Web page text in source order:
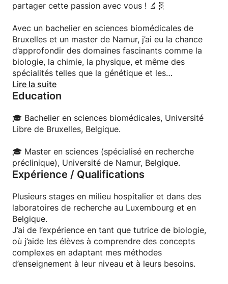
partager cette passion avec vous ! 🔬🧬
Avec un bachelier en sciences biomédicales de
Bruxelles et un master de Namur, j’ai eu la chance
d’approfondir des domaines fascinants comme la
biologie, la chimie, la physique, et même des
spécialités telles que la génétique et les
neurosciences. Mais au-delà de ces connaissances,
ce qui m’anime vraiment, c’est de rendre les sciences
quel que soit l’âge ou le niveau de chacun.
l’adaptabilité, et j’ai à cœur de créer des cours
stimulants et bienveillants. Mon objectif est simple :
vous donner confiance et vous voir progresser! ✨
Lire la suite
Education
🎓 Bachelier en sciences biomédicales, Université
Libre de Bruxelles, Belgique.
🎓 Master en sciences (spécialisé en recherche
préclinique), Université de Namur, Belgique.
Expérience / Qualifications
Plusieurs stages en milieu hospitalier et dans des
laboratoires de recherche au Luxembourg et en
Belgique.
J’ai de l’expérience en tant que tutrice de biologie,
où j’aide les élèves à comprendre des concepts
complexes en adaptant mes méthodes
d’enseignement à leur niveau et à leurs besoins.